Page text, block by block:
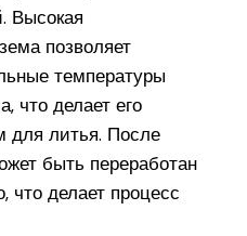
Высокая
позволяет
температуры
что делает его
для литья. После
быть переработан
что делает процесс